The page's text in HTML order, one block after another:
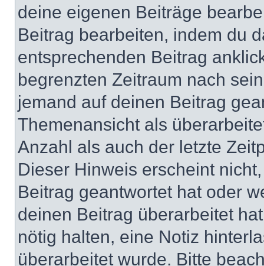
deine eigenen Beiträge
Beitrag bearbeiten, indem du
entsprechenden Beitrag
begrenzten Zeitraum nach
jemand auf deinen Beitrag
Themenansicht als
Anzahl als auch der letzte
Dieser Hinweis erscheint
Beitrag geantwortet hat oder
deinen Beitrag überarbeitet
nötig halten, eine Notiz
überarbeitet wurde. Bitte